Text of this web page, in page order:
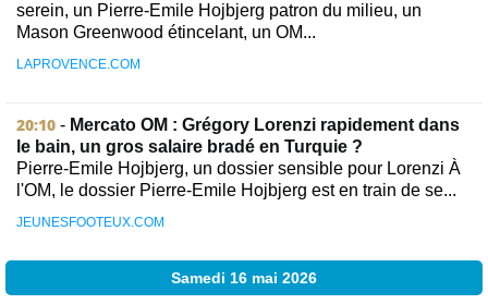
serein, un Pierre-Emile Hojbjerg patron du milieu, un
Mason Greenwood étincelant, un OM...
LAPROVENCE.COM
20:10 - Mercato OM : Grégory Lorenzi rapidement dans
le bain, un gros salaire bradé en Turquie ?
Pierre-Emile Hojbjerg, un dossier sensible pour Lorenzi À
l'OM, le dossier Pierre-Emile Hojbjerg est en train de se...
JEUNESFOOTEUX.COM
Samedi 16 mai 2026